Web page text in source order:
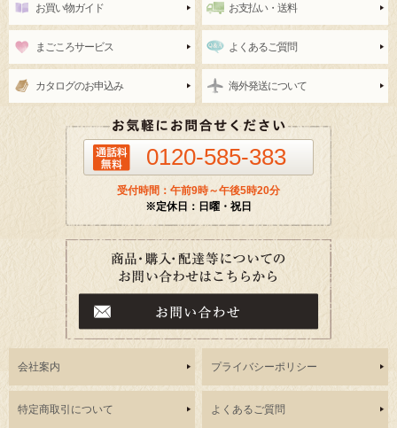
お買い物ガイド お支払い・送料
まごころサービス よくあるご質問
カタログのお申込み 海外発送について
0120-585-383
受付時間：午前9時～午後5時20分
※定休日：日曜・祝日
会社案内 プライバシーポリシー
特定商取引について よくあるご質問